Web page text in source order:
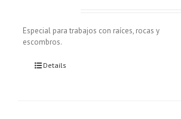
Especial para trabajos con raíces, rocas y
escombros.
Details